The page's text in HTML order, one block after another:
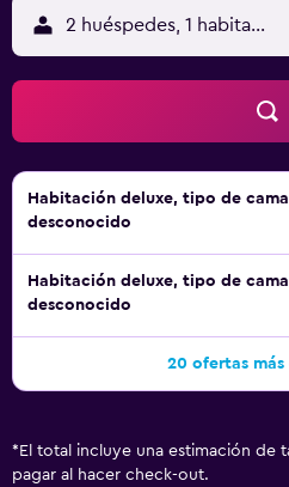
2 huéspedes, 1 habitación
Habitación deluxe, tipo de cama
desconocido
Habitación deluxe, tipo de cama
desconocido
20 ofertas más
* El total incluye una estimación de
pagar al hacer check-out.